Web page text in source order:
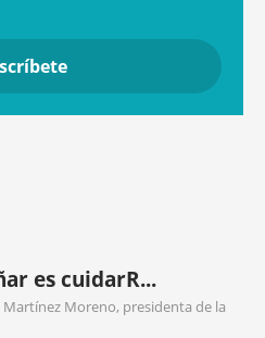
es cuidarR...
Martínez Moreno, presidenta de la